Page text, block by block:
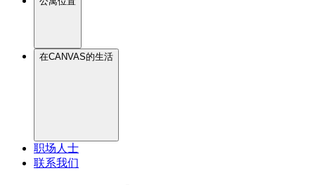
在CANVAS的生活
职场人士
联系我们